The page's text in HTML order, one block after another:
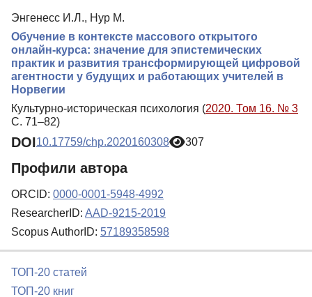
Энгенесс И.Л., Нур М.
Обучение в контексте массового открытого
онлайн-курса: значение для эпистемических
практик и развития трансформирующей цифровой
агентности у будущих и работающих учителей в
Норвегии
Культурно-историческая психология (2020. Том 16. № 3
С. 71–82)
DOI10.17759/chp.2020160308 307
Профили автора
ORCID: 0000-0001-5948-4992
ResearcherID: AAD-9215-2019
Scopus AuthorID: 57189358598
ТОП-20 статей
ТОП-20 книг